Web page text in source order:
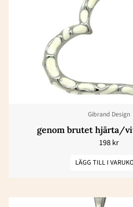
Gibrand Design
genom brutet hjärta/
198kr
LÄGG TILL I